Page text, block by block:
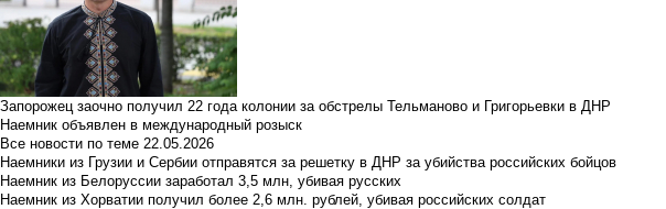
Запорожец заочно получил 22 года колонии за обстрелы Тельманово и Григорьевки в ДНР
Наемник объявлен в международный розыск
Все новости по теме 22.05.2026
Наемники из Грузии и Сербии отправятся за решетку в ДНР за убийства российских бойцов
Наемник из Белоруссии заработал 3,5 млн, убивая русских
Наемник из Хорватии получил более 2,6 млн. рублей, убивая российских солдат